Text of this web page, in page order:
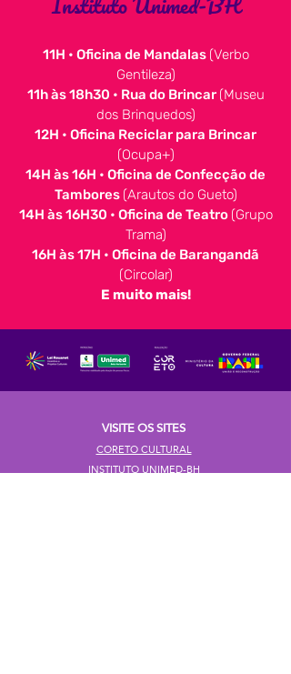
11H • Oficina de Mandalas (Verbo
Gentileza)
11h às 18h30 • Rua do Brincar (Museu
dos Brinquedos)
12H • Oficina Reciclar para Brincar
(Ocupa+)
14H às 16H • Oficina de Confecção de
Tambores (Arautos do Gueto)
14H às 16H30 • Oficina de Teatro (Grupo
Trama)
16H às 17H • Oficina de Barangandã
(Circolar)
E muito mais!
VISITE OS SITES
CORETO CULTURAL
INSTITUTO UNIMED-BH